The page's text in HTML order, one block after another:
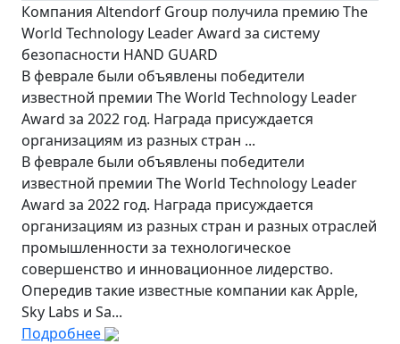
Компания Altendorf Group получила премию The
World Technology Leader Award за систему
безопасности HAND GUARD
В феврале были объявлены победители
известной премии The World Technology Leader
Award за 2022 год. Награда присуждается
организациям из разных стран ...
В феврале были объявлены победители
известной премии The World Technology Leader
Award за 2022 год. Награда присуждается
организациям из разных стран и разных отраслей
промышленности за технологическое
совершенство и инновационное лидерство.
Опередив такие известные компании как Apple,
Sky Labs и Sa...
Подробнее